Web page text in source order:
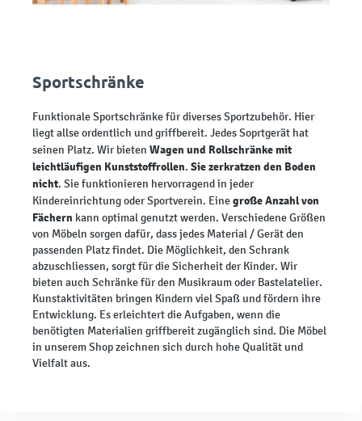
Sportschränke
Funktionale Sportschränke für diverses Sportzubehör. Hier
liegt allse ordentlich und griffbereit. Jedes Soprtgerät hat
seinen Platz. Wir bieten Wagen und Rollschränke mit
leichtläufigen Kunststoffrollen. Sie zerkratzen den Boden
nicht. Sie funktionieren hervorragend in jeder
Kindereinrichtung oder Sportverein. Einegroße Anzahl von
Fächern kann optimal genutzt werden. Verschiedene Größen
von Möbeln sorgen dafür, dass jedes Material / Gerät den
passenden Platz findet. Die Möglichkeit, den Schrank
abzuschliessen, sorgt für die Sicherheit der Kinder. Wir
bieten auch Schränke für den Musikraum oder Bastelatelier.
Kunstaktivitäten bringen Kindern viel Spaß und fördern ihre
Entwicklung. Es erleichtert die Aufgaben, wenn die
benötigten Materialien griffbereit zugänglich sind. Die Möbel
in unserem Shop zeichnen sich durch hohe Qualität und
Vielfalt aus.